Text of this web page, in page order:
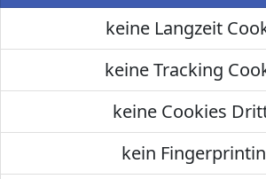
keine Langzeit
keine Tracking
keine Cookies
kein